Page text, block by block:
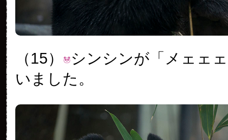
（15）
シンシンが「メェェ
いました。